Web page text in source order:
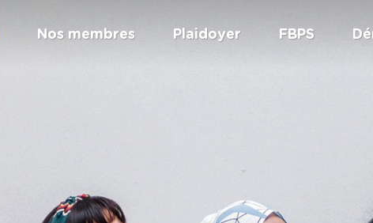
Nos membres Plaidoyer FBPS